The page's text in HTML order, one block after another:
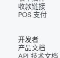
收款链接
POS 支付
开发者
产品文档
API 技术文档